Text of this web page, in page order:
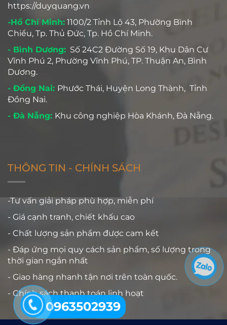
https://duyquang.vn
-Hồ Chí Minh: 1100/2 Tỉnh Lộ 43, Phường Bình
Chiểu, Tp. Thủ Đức, Tp. Hồ Chí Minh.
- Bình Dương: Số 24C2 Đường Số 19, Khu Dân Cư
Vĩnh Phú 2, Phường Vĩnh Phú, TP. Thuận An, Bình
Dương.
- Đồng Nai: Phước Thái, Huyện Long Thành, Tỉnh
Đồng Nai.
- Đà Nẵng: Khu công nghiệp Hòa Khánh, Đà Nẵng.
THÔNG TIN - CHÍNH SÁCH
-Tư vấn giải pháp phù hợp, miễn phí
- Giá cạnh tranh, chiết khấu cao
- Chất lượng sản phẩm được cam kết
- Đáp ứng mọi quy cách sản phẩm, số lượng trong
thời gian ngắn nhất
- Giao hàng nhanh tận nơi trên toàn quốc.
- Chính sách thanh toán linh hoạt
0963502939